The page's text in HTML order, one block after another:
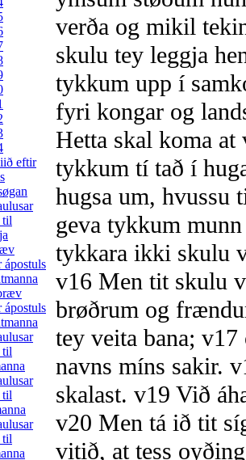
eftir
til
ápostuls
ápostuls
til
til
til
verða og mikil
skulu tey leggja
tykkum upp í
fyri kongar og
Hetta skal koma
tykkum tí tað í
hugsa um,
geva tykkum
tykkara ikki skulu
v16 Men tit skulu
brøðrum og
tey veita bana; v17
navns míns sakir.
skalast. v19 Við
v20 Men tá ið tit
vitið, at tess